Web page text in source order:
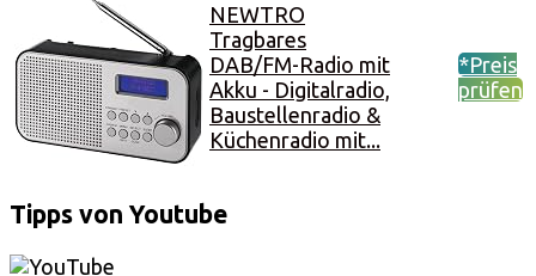
NEWTRO
Tragbares
DAB/FM-Radio mit
Akku - Digitalradio,
Baustellenradio &
Küchenradio mit...
*Preis
prüfen
Tipps von Youtube